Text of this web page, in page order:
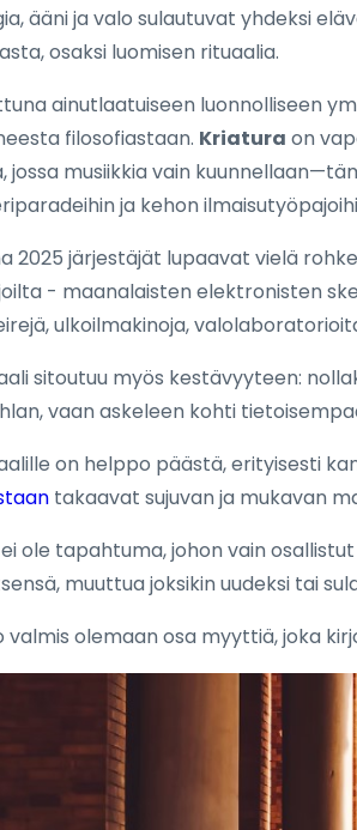
ääni ja valo sulautuvat yhdeksi
osaksi luomisen rituaalia.
ainutlaatuiseen luonnolliseen
filosofiastaan. Kriatura on
jossa musiikkia vain
ja kehon
2025 järjestäjät lupaavat vielä
- maanalaisten elektronisten
ulkoilmakinoja,
sitoutuu myös kestävyyteen:
vaan askeleen kohti
on helppo päästä, erityisesti
takaavat sujuvan ja mukavan
ole tapahtuma, johon vain
muuttua joksikin uudeksi tai
valmis olemaan osa myyttiä, joka